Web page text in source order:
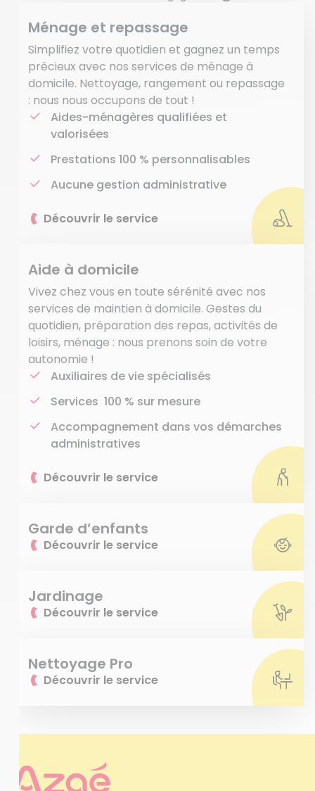
Ménage et repassage
Simplifiez votre quotidien et gagnez un temps
précieux avec nos services de ménage à
domicile. Nettoyage, rangement ou repassage
: nous nous occupons de tout !
Aides-ménagères qualifiées et
valorisées
Prestations 100 % personnalisables
Aucune gestion administrative
Découvrir le service
Aide à domicile
Vivez chez vous en toute sérénité avec nos
services de maintien à domicile. Gestes du
quotidien, préparation des repas, activités de
loisirs, ménage : nous prenons soin de votre
autonomie !
Auxiliaires de vie spécialisés
Services 100 % sur mesure
Accompagnement dans vos démarches
administratives
Découvrir le service
Garde d’enfants
Découvrir le service
Jardinage
Découvrir le service
Nettoyage Pro
Découvrir le service